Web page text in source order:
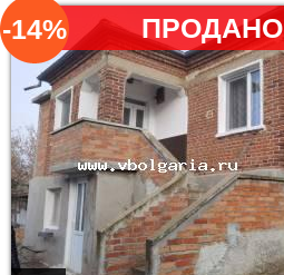
ПРОДАНО
-14%